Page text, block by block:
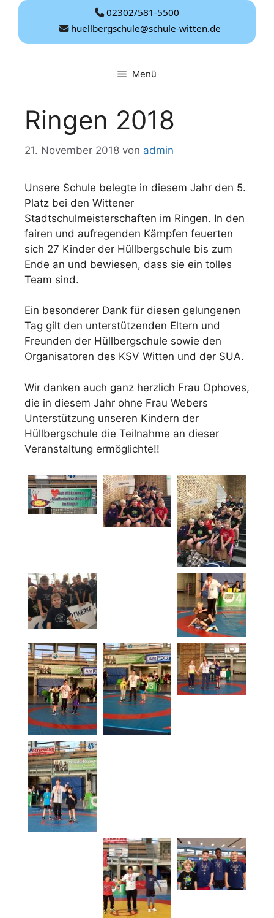
Zum
springen
02302/581-5500
huellbergschule@schule-witten.de
Menü
Ringen 2018
21. November 2018 von admin
Unsere Schule belegte in diesem Jahr den 5.
Platz bei den Wittener
Stadtschulmeisterschaften im Ringen. In den
fairen und aufregenden Kämpfen feuerten
sich 27 Kinder der Hüllbergschule bis zum
Ende an und bewiesen, dass sie ein tolles
Team sind.
Ein besonderer Dank für diesen gelungenen
Tag gilt den unterstützenden Eltern und
Freunden der Hüllbergschule sowie den
Organisatoren des KSV Witten und der SUA.
Wir danken auch ganz herzlich Frau Ophoves,
die in diesem Jahr ohne Frau Webers
Unterstützung unseren Kindern der
Hüllbergschule die Teilnahme an dieser
Veranstaltung ermöglichte!!